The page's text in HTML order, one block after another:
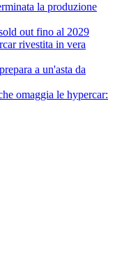
la produzione
out fino al 2029
rivestita in vera
a un'asta da
omaggia le hypercar: